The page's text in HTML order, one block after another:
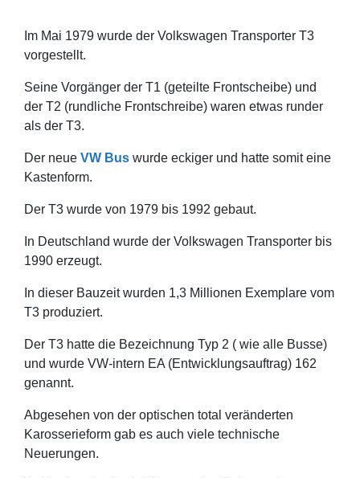
Im Mai 1979 wurde der Volkswagen Transporter T3
vorgestellt.
Seine Vorgänger der T1 (geteilte Frontscheibe) und
der T2 (rundliche Frontschreibe) waren etwas runder
als der T3.
Der neue VW Bus wurde eckiger und hatte somit eine
Kastenform.
Der T3 wurde von 1979 bis 1992 gebaut.
In Deutschland wurde der Volkswagen Transporter bis
1990 erzeugt.
In dieser Bauzeit wurden 1,3 Millionen Exemplare vom
T3 produziert.
Der T3 hatte die Bezeichnung Typ 2 ( wie alle Busse)
und wurde VW-intern EA (Entwicklungsauftrag) 162
genannt.
Abgesehen von der optischen total veränderten
Karosserieform gab es auch viele technische
Neuerungen.